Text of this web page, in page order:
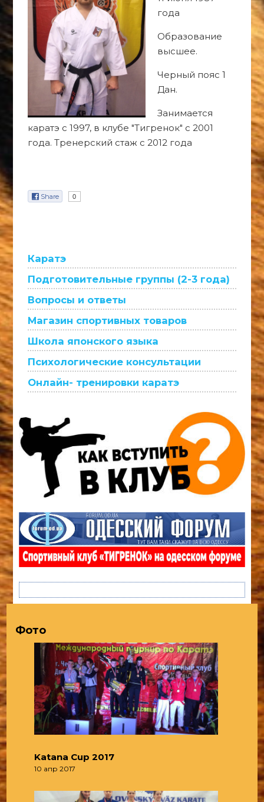
года
Образование
высшее.
Черный пояс 1
Дан.
Занимается
каратэ с 1997, в клубе "Тигренок" с 2001
года. Тренерский стаж с 2012 года
Share 0
Каратэ
Подготовительные группы (2-3 года)
Вопросы и ответы
Магазин спортивных товаров
Школа японского языка
Психологические консультации
Онлайн- тренировки каратэ
Фото
Katana Cup 2017
10 апр 2017